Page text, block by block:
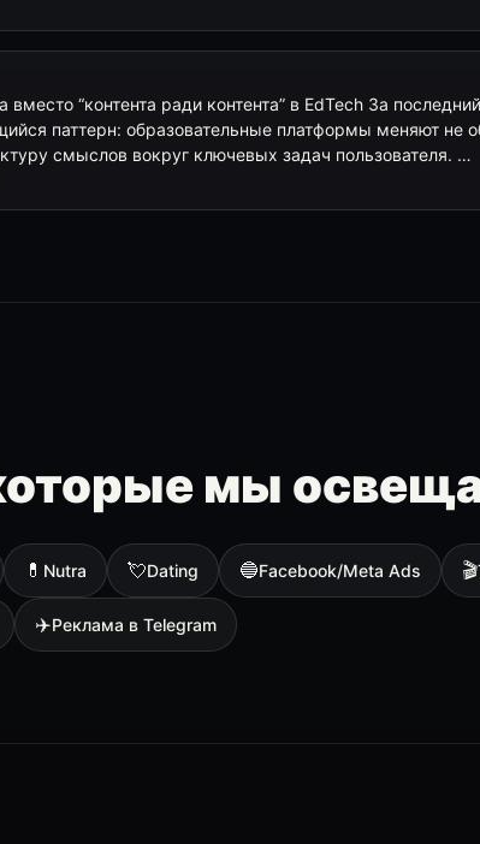
вместо “контента ради контента” в EdTech За
паттерн: образовательные платформы меняют не
смыслов вокруг ключевых задач пользователя. …
мы
💊 Nutra 💘Dating 🔵Facebook/Meta Ads 🎬
✈️Реклама в Telegram